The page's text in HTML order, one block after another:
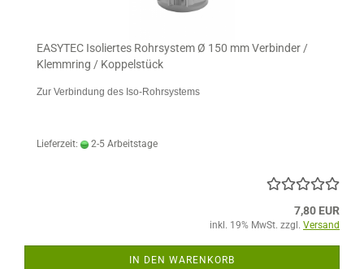
EASYTEC Isoliertes Rohrsystem Ø 150 mm Verbinder /
Klemmring / Koppelstück
Zur Verbindung des Iso-Rohrsystems
Lieferzeit: 2-5 Arbeitstage
7,80 EUR
inkl. 19% MwSt. zzgl. Versand
IN DEN WARENKORB